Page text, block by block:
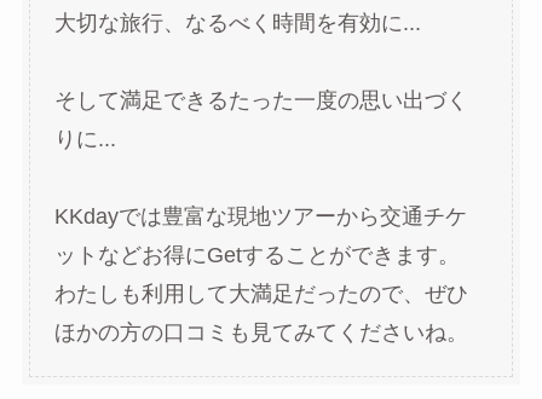
大切な旅行、なるべく時間を有効に...
そして満足できるたった一度の思い出づく
りに...
KKdayでは豊富な現地ツアーから交通チケ
ットなどお得にGetすることができます。
わたしも利用して大満足だったので、ぜひ
ほかの方の口コミも見てみてくださいね。